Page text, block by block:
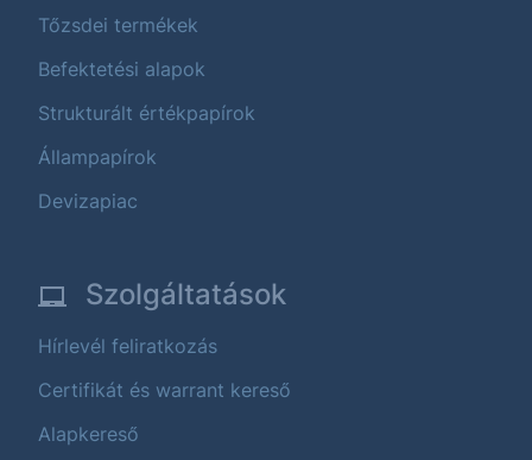
Tőzsdei termékek
Befektetési alapok
Strukturált értékpapírok
Állampapírok
Devizapiac
Szolgáltatások
Hírlevél feliratkozás
Certifikát és warrant kereső
Alapkereső